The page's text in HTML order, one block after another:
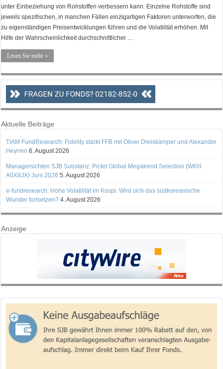
unter Einbeziehung von Rohstoffen verbessern kann. Einzelne Rohstoffe sind
jeweils spezifischen, in manchen Fällen einzigartigen Faktoren unterworfen, die
zu eigenständigen Preisentwicklungen führen und die Volatilität erhöhen. Mit
Hilfe der Wahrscheinlichkeit durchschnittlicher …
Lesen Sie mehr »
Aktuelle Beiträge
TIAM FundResearch: Fidelity stärkt FFB mit Oliver Dreiskämper und Alexander
Heynen 6. August 2026
Managersichten SJB Substanz: Pictet Global Megatrend Selection (WKN
A0X8JX) Juni 2026 5. August 2026
e-fundresearch: Hohe Volatilität im Kospi: Wird sich das südkoreanische
Wunder fortsetzen? 4. August 2026
Anzeige